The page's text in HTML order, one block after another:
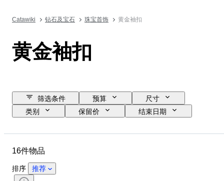
Catawiki 钻石及宝石 珠宝首饰 黄金袖扣
黄金袖扣
筛选条件 预算
尺寸
类别
保留价
结束日期
状态
细度
钻石类型
16件物品
排序 推荐